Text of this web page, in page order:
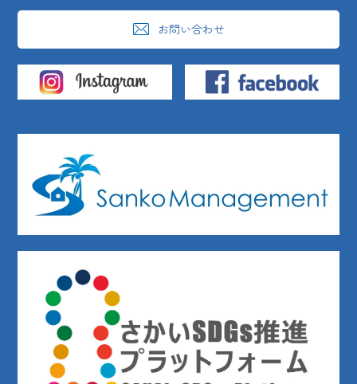
お問い合わせ